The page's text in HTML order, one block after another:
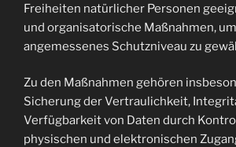
Freiheiten natürlicher Personen
und organisatorische Maßnahmen,
angemessenes Schutzniveau zu
Zu den Maßnahmen gehören
Sicherung der Vertraulichkeit,
Verfügbarkeit von Daten durch
physischen und elektronischen